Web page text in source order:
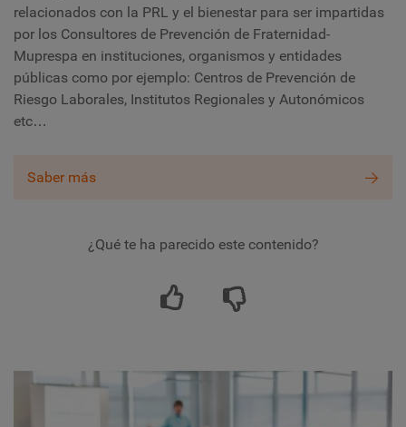
relacionados con la PRL y el bienestar para ser impartidas
por los Consultores de Prevención de Fraternidad-
Muprespa en instituciones, organismos y entidades
públicas como por ejemplo: Centros de Prevención de
Riesgo Laborales, Institutos Regionales y Autonómicos
etc…
Saber más
¿Qué te ha parecido este contenido?